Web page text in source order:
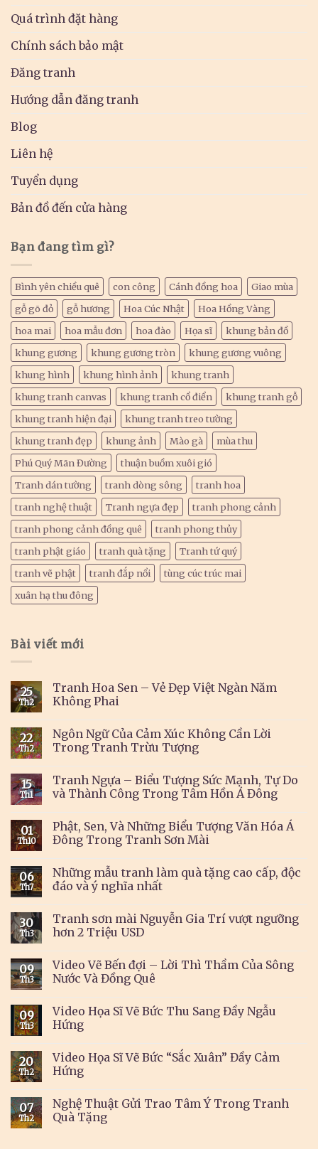
Quá trình đặt hàng
Chính sách bảo mật
Đăng tranh
Hướng dẫn đăng tranh
Blog
Liên hệ
Tuyển dụng
Bản đồ đến cửa hàng
Bạn đang tìm gì?
Bình yên chiều quê con công Cánh đồng hoa
Giao mùa
gỗ gõ đỏ
gỗ hương Hoa Cúc Nhật
Hoa Hồng Vàng
hoa mai
hoa mẫu đơn hoa đào Họa sĩ
khung bản đồ
khung gương
khung gương tròn
khung gương vuông
khung hình
khung hình ảnh
khung tranh
khung tranh canvas
khung tranh cổ điển
khung tranh gỗ
khung tranh hiện đại
khung tranh treo tường
khung tranh đẹp
khung ảnh Mào gà
mùa thu
Phú Quý Mãn Đường
thuận buồm xuôi gió
Tranh dán tường
tranh dòng sông
tranh hoa
tranh nghệ thuật
Tranh ngựa đẹp
tranh phong cảnh
tranh phong cảnh đồng quê
tranh phong thủy
tranh phật giáo
tranh quà tặng
Tranh tứ quý
tranh vẽ phật
tranh đắp nổi
tùng cúc trúc mai
xuân hạ thu đông
Bài viết mới
25
Th2
Tranh Hoa Sen – Vẻ Đẹp Việt Ngàn Năm
Không Phai
22
Th2
Ngôn Ngữ Của Cảm Xúc Không Cần Lời
Trong Tranh Trừu Tượng
15
Th1
Tranh Ngựa – Biểu Tượng Sức Mạnh, Tự Do
và Thành Công Trong Tâm Hồn Á Đông
01
Th10
Phật, Sen, Và Những Biểu Tượng Văn Hóa Á
Đông Trong Tranh Sơn Mài
06
Th7
Những mẫu tranh làm quà tặng cao cấp, độc
đáo và ý nghĩa nhất
30
Th3
Tranh sơn mài Nguyễn Gia Trí vượt ngưỡng
hơn 2 Triệu USD
09
Th3
Video Vẽ Bến đợi – Lời Thì Thầm Của Sông
Nước Và Đồng Quê
09
Th3
Video Họa Sĩ Vẽ Bức Thu Sang Đầy Ngẫu
Hứng
20
Th2
Video Họa Sĩ Vẽ Bức “Sắc Xuân” Đầy Cảm
Hứng
07
Th2
Nghệ Thuật Gửi Trao Tâm Ý Trong Tranh
Quà Tặng